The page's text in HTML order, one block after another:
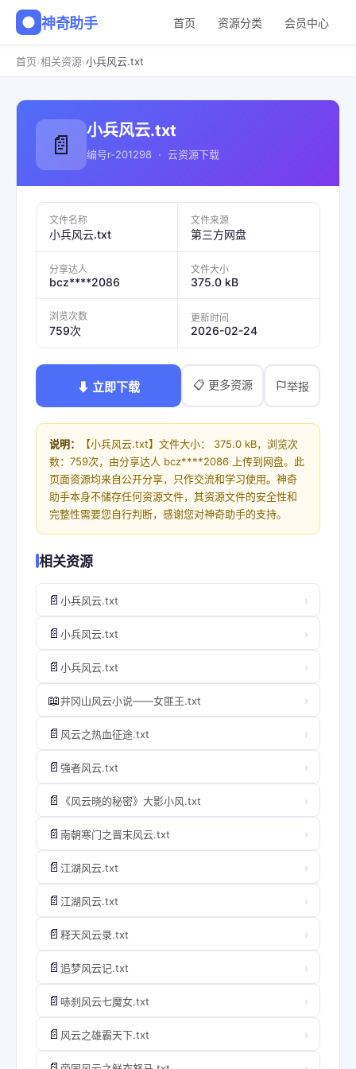
神奇助手 首页 资源分类 会员中心
首页›相关资源›小兵风云.txt
📄 小兵风云.txt
编号r-201298 · 云资源下载
文件名称
小兵风云.txt
文件来源
第三方网盘
分享达人
bcz****2086
文件大小
375.0 kB
浏览次数
759次
更新时间
2026-02-24
⬇ 立即下载 📋 更多资源 举报
说明：
【小兵风云.txt】文件大小： 375.0 kB，浏览次
数：759次，由分享达人 bcz****2086 上传到网盘。此
页面资源均来自公开分享，只作交流和学习使用。神奇
助手本身不储存任何资源文件，其资源文件的安全性和
完整性需要您自行判断，感谢您对神奇助手的支持。
相关资源
📄 小兵风云.txt ›
📄 小兵风云.txt ›
📄 小兵风云.txt ›
📖井冈山风云小说——女匪王.txt ›
📄 风云之热血征途.txt ›
📄 强者风云.txt ›
📄 《风云晓的秘密》大影小风.txt ›
📄 南朝寒门之晋末风云.txt ›
📄 江湖风云.txt ›
📄 江湖风云.txt ›
📄 释天风云录.txt ›
📄 追梦风云记.txt ›
📄 哧刹风云七魔女.txt ›
📄 风云之雄霸天下.txt ›